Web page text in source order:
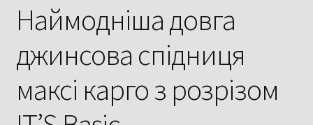
Наймодніша довга
джинсова спідниця
максі карго з розрізом